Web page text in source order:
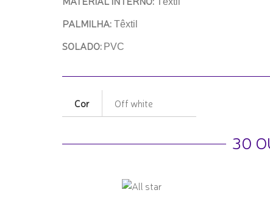
PALMILHA: Têxtil
SOLADO: PVC
Cor Off white
30